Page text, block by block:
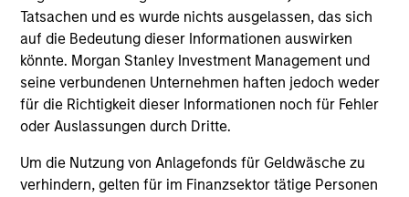
Tatsachen und es wurde nichts ausgelassen, das sich
auf die Bedeutung dieser Informationen auswirken
könnte. Morgan Stanley Investment Management und
seine verbundenen Unternehmen haften jedoch weder
für die Richtigkeit dieser Informationen noch für Fehler
oder Auslassungen durch Dritte.
Um die Nutzung von Anlagefonds für Geldwäsche zu
verhindern, gelten für im Finanzsektor tätige Personen
Die Wertentwicklung in der Vergangenheit ist kein
verlässlicher Indikator für die künftige
Wertentwicklung. Die Rendite kann infolge von
Währungsschwankungen steigen oder sinken. Alle
Performanceangaben werden auf Basis der
Nettoinventarwerte (NIW) und abzüglich
Gebühren berechnet. Provisionen und Kosten, die
bei der Ausgabe und der Rücknahme von Anteilen